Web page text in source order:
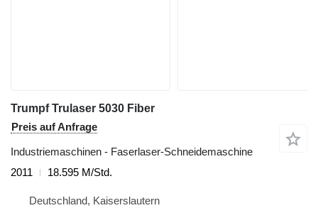
Trumpf Trulaser 5030 Fiber
Preis auf Anfrage
Industriemaschinen - Faserlaser-Schneidemaschine
2011
18.595 M/Std.
Deutschland, Kaiserslautern